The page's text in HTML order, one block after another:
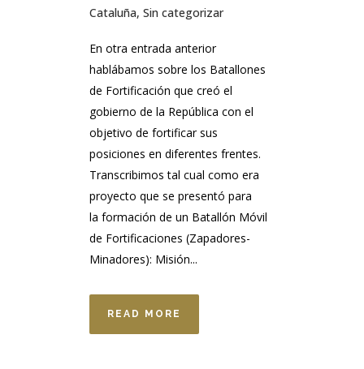
Cataluña, Sin categorizar
En otra entrada anterior
hablábamos sobre los Batallones
de Fortificación que creó el
gobierno de la República con el
objetivo de fortificar sus
posiciones en diferentes frentes.
Transcribimos tal cual como era
proyecto que se presentó para
la formación de un Batallón Móvil
de Fortificaciones (Zapadores-
Minadores): Misión...
READ MORE